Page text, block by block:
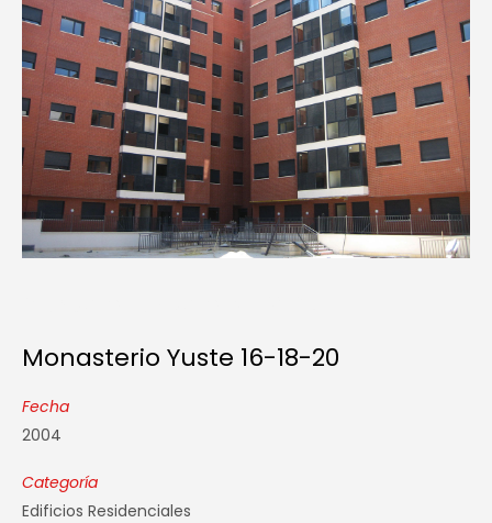
Monasterio Yuste 16-18-20
Fecha
2004
Categoría
Edificios Residenciales